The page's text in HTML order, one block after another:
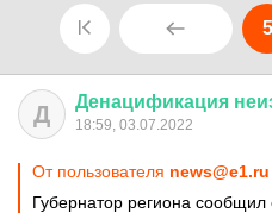
5
Д Денацификация
18:59, 03.07.2022
От пользователя news@e1.ru
Губернатор региона